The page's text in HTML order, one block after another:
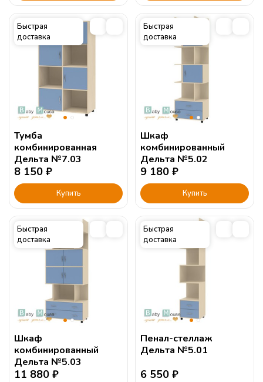
Быстрая
доставка
Тумба
комбинированная
Дельта №7.03
8 150 ₽
Купить
Быстрая
доставка
Шкаф
комбинированный
Дельта №5.02
9 180 ₽
Купить
Быстрая
доставка
Шкаф
комбинированный
Дельта №5.03
11 880 ₽
Быстрая
доставка
Пенал-стеллаж
Дельта №5.01
6 550 ₽